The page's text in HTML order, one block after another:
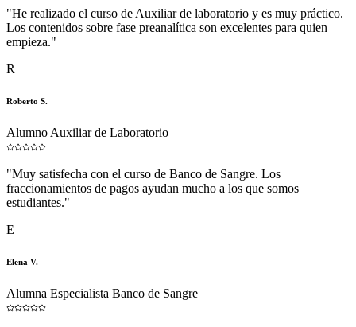
"He realizado el curso de Auxiliar de laboratorio y es muy práctico.
Los contenidos sobre fase preanalítica son excelentes para quien
empieza."
R
Roberto S.
Alumno Auxiliar de Laboratorio
"Muy satisfecha con el curso de Banco de Sangre. Los
fraccionamientos de pagos ayudan mucho a los que somos
estudiantes."
E
Elena V.
Alumna Especialista Banco de Sangre